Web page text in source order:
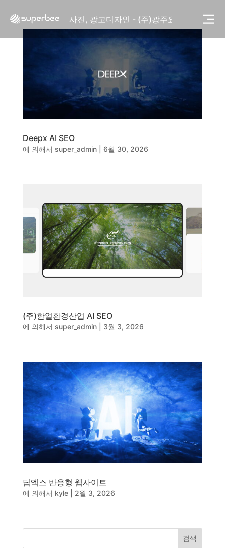
사진, 광고디자인 - (주)광주요
웹사이트 - (주)세스코
제품디자인 - 삼성전자㈜
동영상, CI - 카피어랜드㈜
동영상, 홈페이지 - (주)분독
동영상, 카탈로그 - 피자마루
웹사이트 - 백조씽크
사진, 광고디자인 - 중외제약
패키지, 디자인 - 고려은단
동영상 - ㈜고피자
동영상 - 모모스커피㈜
웹사이트 - (주)세스코
제품디자인 - 삼성전자㈜
동영상, CI - 카피어랜드㈜
동영상, 홈페이지 - (주)분독
동영상, 카탈로그 - 피자마루
웹사이트 - 백조씽크
동영상 - ㈜고피자
동영상 - 모모스커피㈜
Deepx AI SEO
에 의해서 super_admin| 6월 30, 2026
(주)한얼환경산업 AI SEO
에 의해서 super_admin| 3월 3, 2026
딥엑스 반응형 웹사이트
에 의해서 kyle| 2월 3, 2026
검색